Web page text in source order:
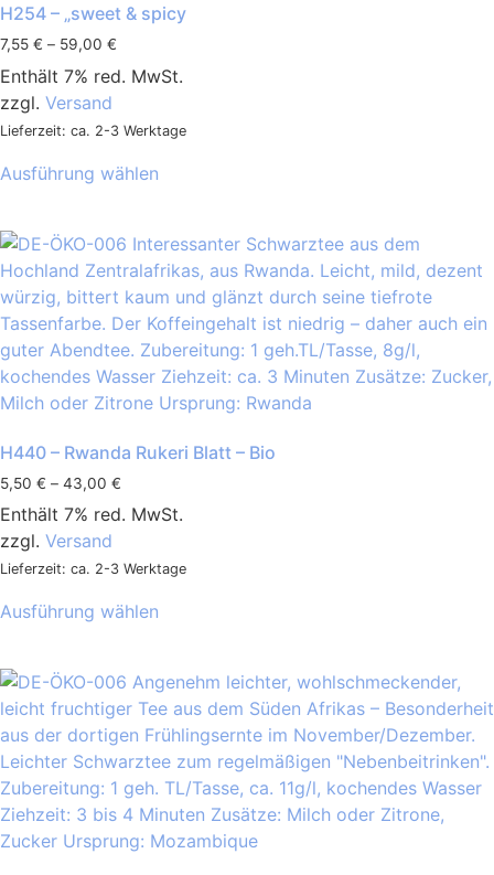
H254 – „sweet & spicy
7,55 € – 59,00 €
Enthält 7% red. MwSt.
zzgl. Versand
Lieferzeit: ca. 2-3 Werktage
Ausführung wählen
H440 – Rwanda Rukeri Blatt – Bio
5,50 € – 43,00 €
Enthält 7% red. MwSt.
zzgl. Versand
Lieferzeit: ca. 2-3 Werktage
Ausführung wählen